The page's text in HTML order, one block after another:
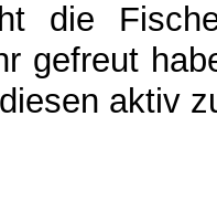
die
gefreut
aktiv